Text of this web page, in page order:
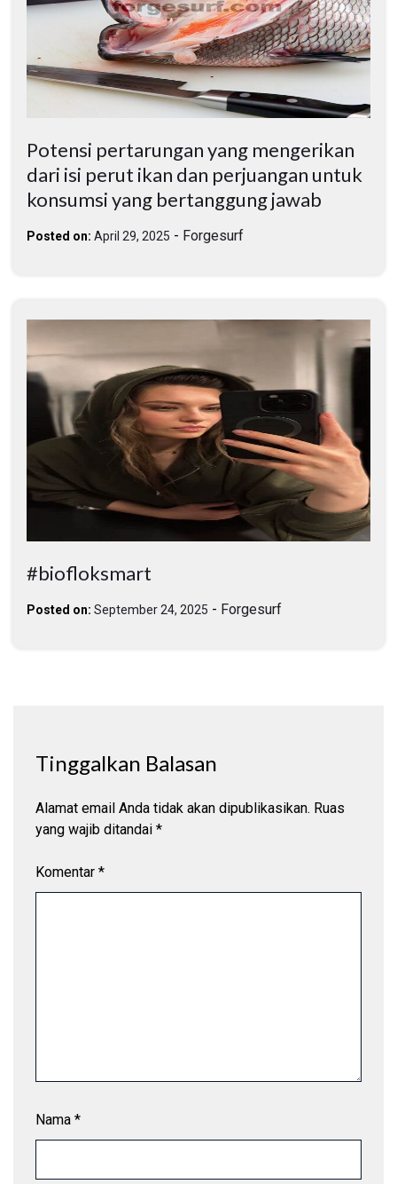
Potensi pertarungan yang mengerikan
dari isi perut ikan dan perjuangan untuk
konsumsi yang bertanggung jawab
Posted on: April 29, 2025 - Forgesurf
#biofloksmart
Posted on: September 24, 2025 - Forgesurf
Tinggalkan Balasan
Alamat email Anda tidak akan dipublikasikan. Ruas
yang wajib ditandai *
Komentar *
Nama *